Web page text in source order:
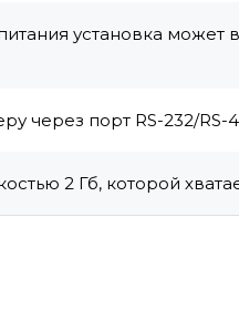
установка может
через порт RS-232/RS-
2 Гб, которой